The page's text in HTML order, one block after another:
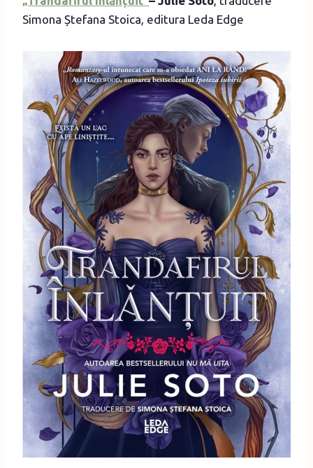
Simona Ștefana Stoica, editura Leda Edge